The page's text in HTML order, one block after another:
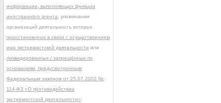
информации, выполняющих функции
иностранного агента , упоминания
организаций деятельность которых
приостановлена в связи с осуществлением
ими экстремистской деятельности или
ликвидированных / запрещённых по
основаниям, предусмотренным
Федеральным законом от 25.07.2002 №
114-ФЗ «О противодействии
экстремистской деятельности»